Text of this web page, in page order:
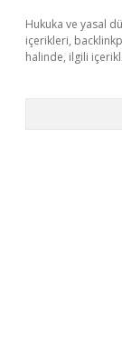
Hukuka ve yasal
içerikleri,
halinde, ilgili